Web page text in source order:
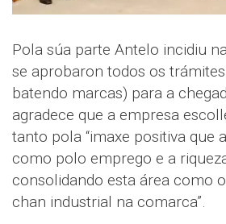
Pola súa parte Antelo incidiu
se aprobaron todos os
batendo marcas) para a
agradece que a empresa
tanto pola “imaxe positiva que
como polo emprego e a
consolidando esta área como
chan industrial na comarca”.